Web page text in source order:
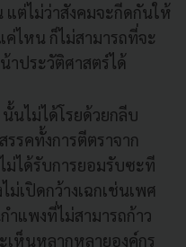
ต่ไม่ว่าสังคมจะกีดกันให้
ไหน ก็ไม่สามารถที่จะ
าประวัติศาสตร์ได้
นั้นไม่ได้โรยด้วยกลีบ
รคทั้งการตีตราจาก
ม่ได้รับการยอมรับซะที
เปิดกว้างเฉกเช่นเพศ
ำแพงที่ไม่สามารถก้าว
เห็นหลากหลายองค์กร